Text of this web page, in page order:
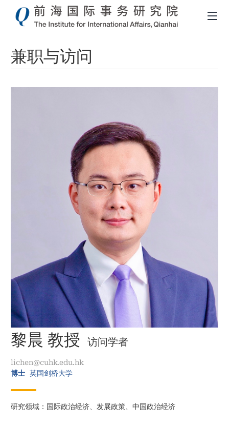
面
包
兼职与访问
黎晨 教授 访问学者
lichen@cuhk.edu.hk
博士 英国剑桥大学
研究领域：国际政治经济、发展政策、中国政治经济